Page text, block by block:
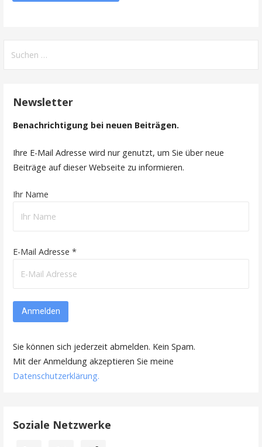
nach:
Newsletter
Benachrichtigung bei neuen Beiträgen.
Ihre E-Mail Adresse wird nur genutzt, um Sie über neue
Beiträge auf dieser Webseite zu informieren.
Ihr Name
E-Mail Adresse *
Sie können sich jederzeit abmelden. Kein Spam.
Mit der Anmeldung akzeptieren Sie meine
Datenschutzerklärung.
Soziale Netzwerke